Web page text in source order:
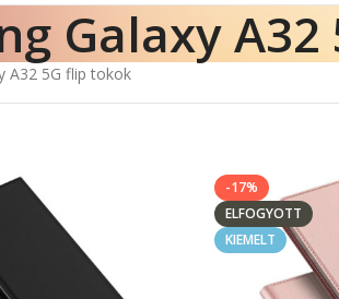
Galaxy
A32 5G flip tokok
-17%
ELFOGYOTT
KIEMELT